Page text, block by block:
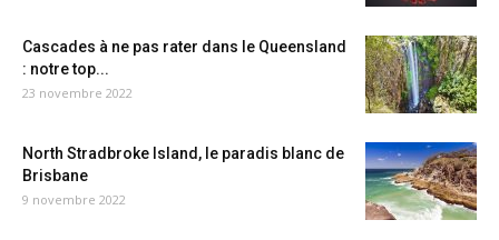
Cascades à ne pas rater dans le Queensland
: notre top...
23 novembre 2022
North Stradbroke Island, le paradis blanc de
Brisbane
9 novembre 2022